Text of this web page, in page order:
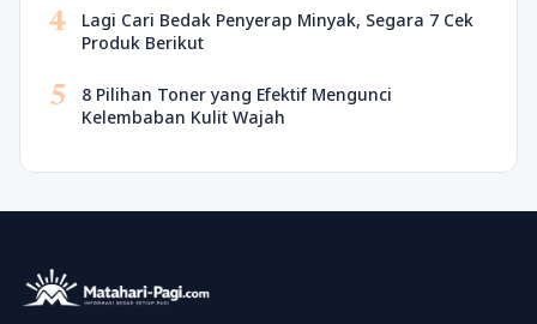
4
Lagi Cari Bedak Penyerap Minyak, Segara 7 Cek
Produk Berikut
5
8 Pilihan Toner yang Efektif Mengunci
Kelembaban Kulit Wajah